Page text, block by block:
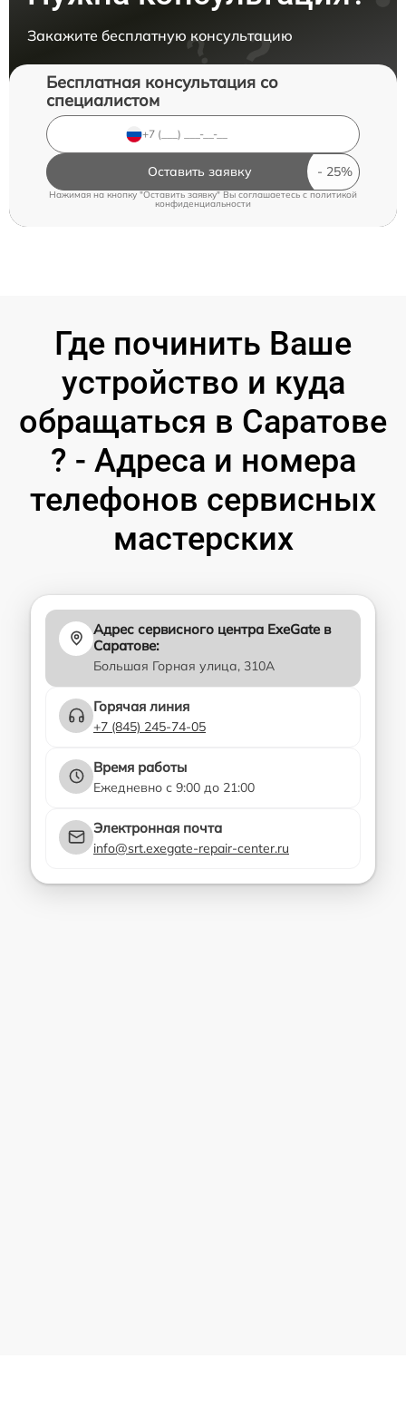
Закажите бесплатную консультацию
Бесплатная консультация со
специалистом
Оставить заявку
Нажимая на кнопку "Оставить заявку" Вы соглашаетесь cполитикой
конфиденциальности
Где починить Ваше
устройство и куда
обращаться в Саратове
? - Адреса и номера
телефонов сервисных
мастерских
Адрес сервисного центра ExeGate в
Саратове:
Большая Горная улица, 310А
Горячая линия
+7 (845) 245-74-05
Время работы
Ежедневно с 9:00 до 21:00
Электронная почта
info@srt.exegate-repair-center.ru